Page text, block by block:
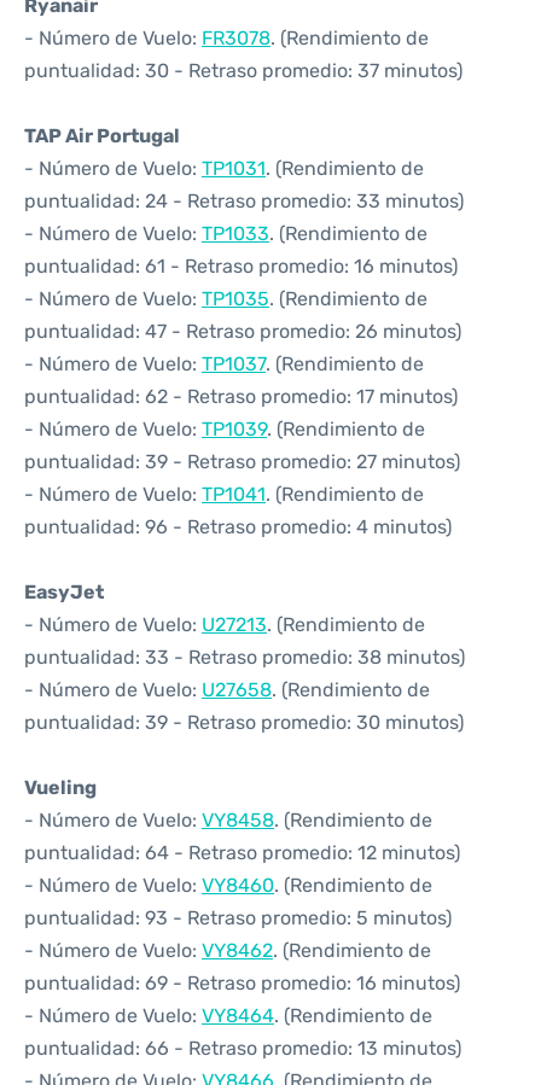
Ryanair
- Número de Vuelo: FR3078. (Rendimiento de
puntualidad: 30 - Retraso promedio: 37 minutos)
TAP Air Portugal
- Número de Vuelo: TP1031. (Rendimiento de
puntualidad: 24 - Retraso promedio: 33 minutos)
- Número de Vuelo: TP1033. (Rendimiento de
puntualidad: 61 - Retraso promedio: 16 minutos)
- Número de Vuelo: TP1035. (Rendimiento de
puntualidad: 47 - Retraso promedio: 26 minutos)
- Número de Vuelo: TP1037. (Rendimiento de
puntualidad: 62 - Retraso promedio: 17 minutos)
- Número de Vuelo: TP1039. (Rendimiento de
puntualidad: 39 - Retraso promedio: 27 minutos)
- Número de Vuelo: TP1041. (Rendimiento de
puntualidad: 96 - Retraso promedio: 4 minutos)
EasyJet
- Número de Vuelo: U27213. (Rendimiento de
puntualidad: 33 - Retraso promedio: 38 minutos)
- Número de Vuelo: U27658. (Rendimiento de
puntualidad: 39 - Retraso promedio: 30 minutos)
Vueling
- Número de Vuelo: VY8458. (Rendimiento de
puntualidad: 64 - Retraso promedio: 12 minutos)
- Número de Vuelo: VY8460. (Rendimiento de
puntualidad: 93 - Retraso promedio: 5 minutos)
- Número de Vuelo: VY8462. (Rendimiento de
puntualidad: 69 - Retraso promedio: 16 minutos)
- Número de Vuelo: VY8464. (Rendimiento de
puntualidad: 66 - Retraso promedio: 13 minutos)